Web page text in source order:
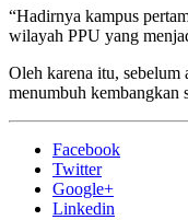
“Hadirnya kampus
wilayah PPU yang
Oleh karena itu, sebelum
menumbuh kembangkan
Facebook
Twitter
Google+
Linkedin